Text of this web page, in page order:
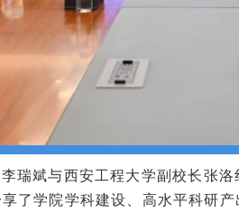
瑞斌与西安工程大学副校长张
了学院学科建设、高水平科研